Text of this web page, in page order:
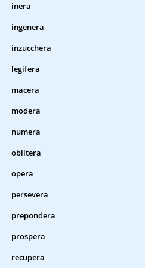
inera
ingenera
inzucchera
legifera
macera
modera
numera
oblitera
opera
persevera
prepondera
prospera
recupera